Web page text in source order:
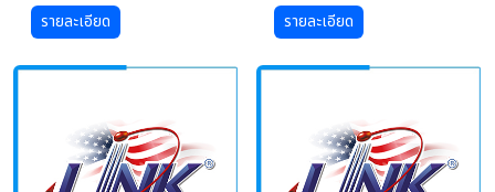
รายละเอียด
รายละเอียด